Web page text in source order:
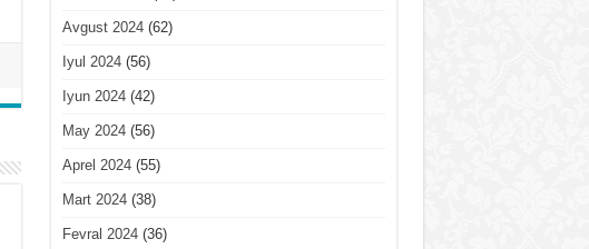
Avgust 2024(62)
Iyul 2024(56)
Iyun 2024(42)
May 2024(56)
Aprel 2024(55)
Mart 2024(38)
Fevral 2024(36)